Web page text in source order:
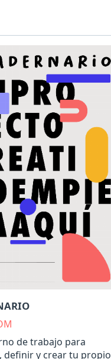
de trabajo para
definir y crear tu propio